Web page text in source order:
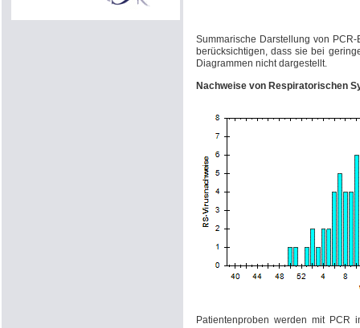
Summarische Darstellung von
berücksichtigen, dass sie bei
Diagrammen nicht dargestellt.
Nachweise von Respiratorischen
Patientenproben werden mit PCR